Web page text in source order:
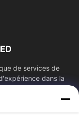
de services de
dans la